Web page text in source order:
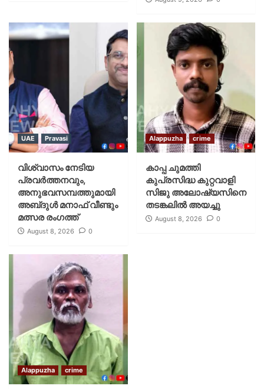
UAE Pravasi
വിശ്വാസം നേടിയ
പ്രവർത്തനവും,
അനുഭവസമ്പത്തുമായി
അബ്‌ദുൾ മനാഫ് വീണ്ടും
മത്സര രംഗത്ത്
August 8, 2026 0
Alappuzha crime
കാപ്പ ചുമത്തി
കുപ്രസിദ്ധ കുറ്റവാളി
സിജു അലോഷ്യസിനെ
തടങ്കലിൽ അയച്ചു
August 8, 2026 0
Alappuzha crime